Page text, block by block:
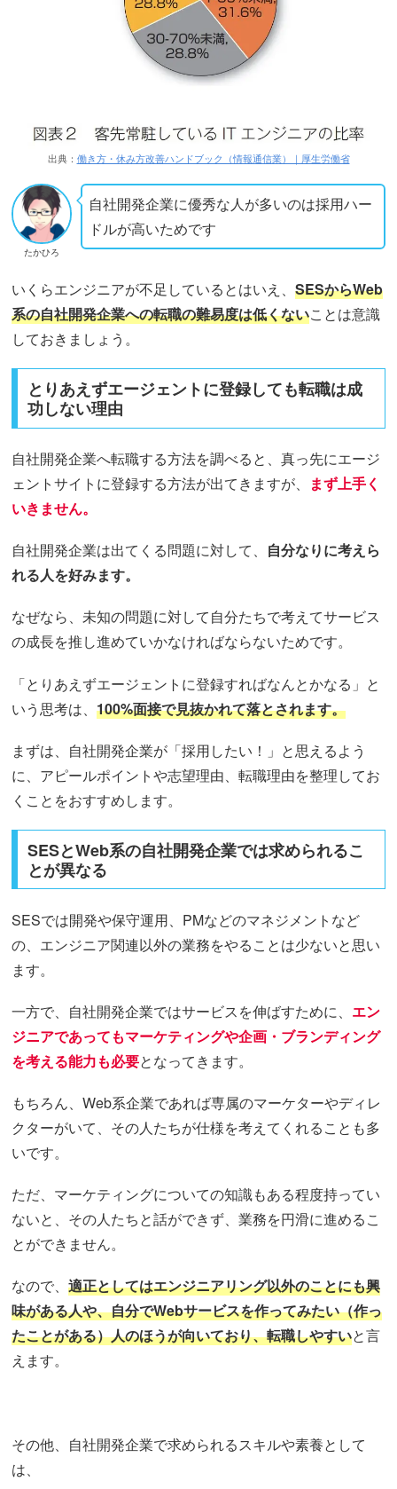
出典： 働き方・休み方改善ハンドブック（情報通信業）｜厚生労働省
たかひろ
自社開発企業に優秀な人が多いのは採用ハー
ドルが高いためです
いくらエンジニアが不足しているとはいえ、SESからWeb
系の自社開発企業への転職の難易度は低くないことは意識
しておきましょう。
とりあえずエージェントに登録しても転職は成
功しない理由
自社開発企業へ転職する方法を調べると、真っ先にエージ
ェントサイトに登録する方法が出てきますが、
まず上手く
いきません。
自社開発企業は出てくる問題に対して、 自分なりに考えら
れる人を好みます。
なぜなら、未知の問題に対して自分たちで考えてサービス
の成長を推し進めていかなければならないためです。
「とりあえずエージェントに登録すればなんとかなる」と
いう思考は、100%面接で見抜かれて落とされます。
まずは、自社開発企業が「採用したい！」と思えるよう
に、アピールポイントや志望理由、転職理由を整理してお
くことをおすすめします。
SESとWeb系の自社開発企業では求められるこ
とが異なる
SESでは開発や保守運用、PMなどのマネジメントなど
の、エンジニア関連以外の業務をやることは少ないと思い
ます。
一方で、自社開発企業ではサービスを伸ばすために、 エン
ジニアであってもマーケティングや企画・ブランディング
を考える能力も必要となってきます。
もちろん、Web系企業であれば専属のマーケターやディレ
クターがいて、その人たちが仕様を考えてくれることも多
いです。
ただ、マーケティングについての知識もある程度持ってい
ないと、その人たちと話ができず、業務を円滑に進めるこ
とができません。
なので、適正としてはエンジニアリング以外のことにも興
味がある人や、自分でWebサービスを作ってみたい（作っ
たことがある）人のほうが向いており、転職しやすいと言
えます。
その他、自社開発企業で求められるスキルや素養として
は、